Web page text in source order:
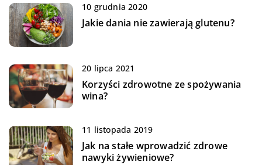
10 grudnia 2020
Jakie dania nie zawierają glutenu?
20 lipca 2021
Korzyści zdrowotne ze spożywania
wina?
11 listopada 2019
Jak na stałe wprowadzić zdrowe
nawyki żywieniowe?